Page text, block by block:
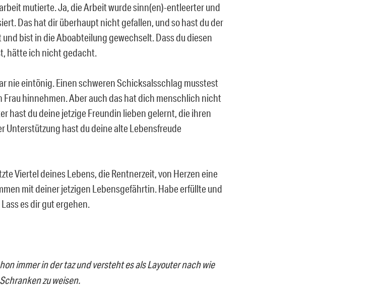
mutierte. Ja, die Arbeit wurde sinn(en)-entleerter und
Das hat dir überhaupt nicht gefallen, und so hast du der
bist in die Aboabteilung gewechselt. Dass du diesen
hätte ich nicht gedacht.
nie eintönig. Einen schweren Schicksalsschlag musstest
Frau hinnehmen. Aber auch das hat dich menschlich nicht
hast du deine jetzige Freundin lieben gelernt, die ihren
Unterstützung hast du deine alte Lebensfreude
Viertel deines Lebens, die Rentnerzeit, von Herzen eine
mit deiner jetzigen Lebensgefährtin. Habe erfüllte und
es dir gut ergehen.
immer in der taz und versteht es als Layouter nach wie
zu weisen.